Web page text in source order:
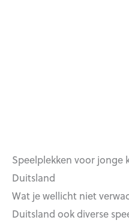
Speelplekken voor jonge
Duitsland
Wat je wellicht niet
Duitsland ook diverse